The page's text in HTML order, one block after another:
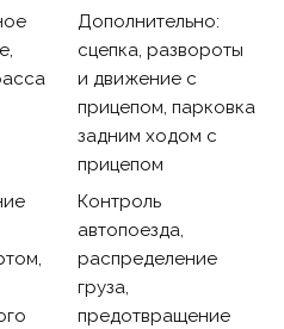
Дополнительно:
сцепка, развороты
и движение с
прицепом, парковка
задним ходом с
прицепом
Контроль
автопоезда,
распределение
груза,
предотвращение